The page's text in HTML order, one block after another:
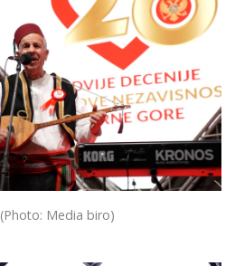
(Photo: Media biro)